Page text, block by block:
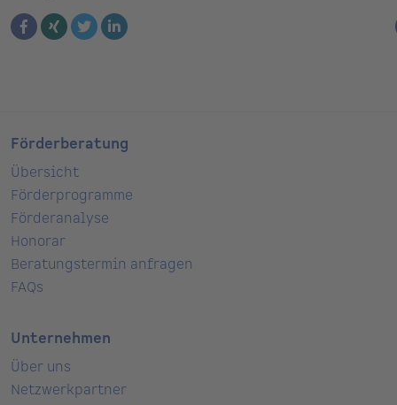
Förderberatung
Übersicht
Förderprogramme
Förderanalyse
Honorar
Beratungstermin anfragen
FAQs
Unternehmen
Über uns
Netzwerkpartner